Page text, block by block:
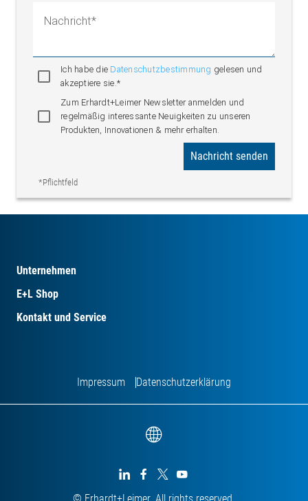
Nachricht
Ich habe die Datenschutzbestimmung gelesen und
akzeptiere sie.*
Zum Erhardt+Leimer Newsletter anmelden und
regelmäßig interessante Neuigkeiten zu unseren
Produkten, Innovationen & mehr erhalten.
*Pflichtfeld
Nachricht senden
Unternehmen
E+L Shop
Kontakt und Service
Impressum Datenschutzerklärung
   